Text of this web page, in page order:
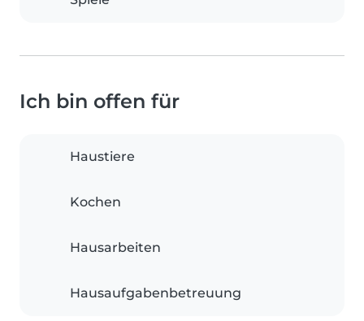
Ich bin offen für
Haustiere
Kochen
Hausarbeiten
Hausaufgabenbetreuung